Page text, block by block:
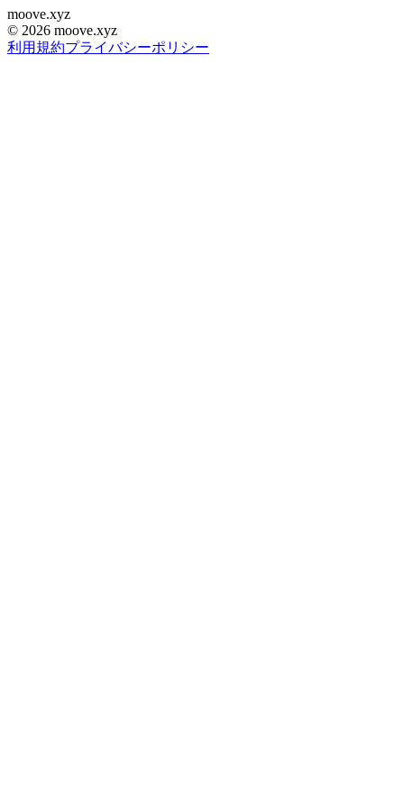
moove.xyz
© 2026 moove.xyz
利用規約プライバシーポリシー